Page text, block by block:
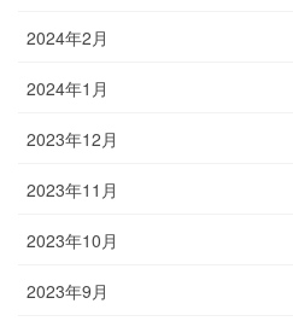
2024年2月
2024年1月
2023年12月
2023年11月
2023年10月
2023年9月